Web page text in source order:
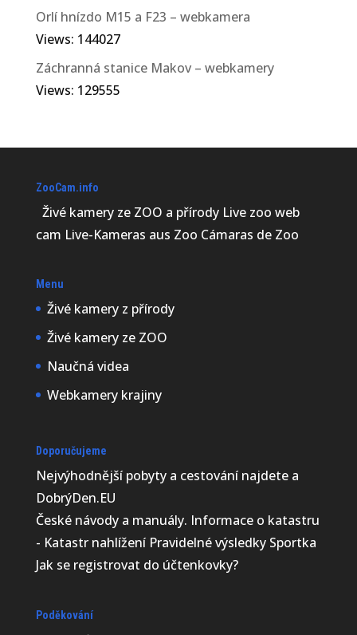
Orlí hnízdo M15 a F23 – webkamera
Views: 144027
Záchranná stanice Makov – webkamery
Views: 129555
ZooCam.info
Živé kamery ze ZOO a přírody Live zoo web
cam Live-Kameras aus Zoo Cámaras de Zoo
Menu
Živé kamery z přírody
Živé kamery ze ZOO
Naučná videa
Webkamery krajiny
Doporučujeme
Nejvýhodnější pobyty a cestování najdete a
DobrýDen.EU
České návodya manuály. Informace o katastru
- Katastr nahlíženíPravidelné výsledky Sportka
Jak se registrovat do účtenkovky?
Poděkování